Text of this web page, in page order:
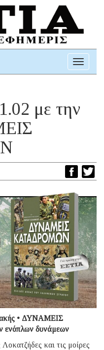
Toggle
με την
• ΔΥΝΑΜΕΙΣ
δυνάμεων
και τις μοίρες